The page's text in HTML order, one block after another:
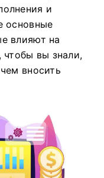
и
основные
влияют на
чтобы вы знали,
вносить